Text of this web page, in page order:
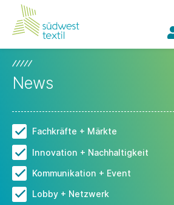
News
Fachkräfte + Märkte
Innovation + Nachhaltigkeit
Kommunikation + Event
Lobby + Netzwerk